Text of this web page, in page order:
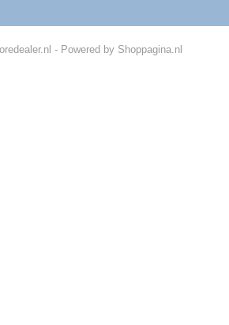
- Powered by Shoppagina.nl